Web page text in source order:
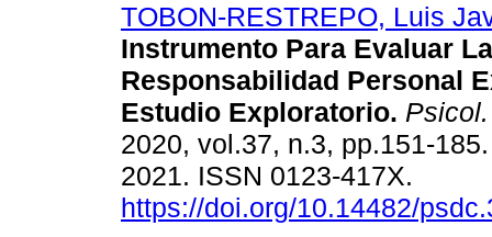
TOBON-RESTREPO, Luis
Instrumento Para Evaluar La
Responsabilidad Personal
Estudio Exploratorio.
2020, vol.37, n.3, pp.151-
2021. ISSN 0123-417X.
https://doi.org/10.14482/